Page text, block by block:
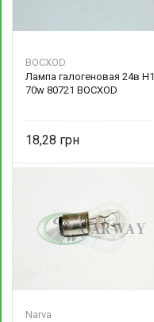
BOCXOD
Лампа галогеновая 24в Н1
70w 80721 BOCXOD
18,28
Narva